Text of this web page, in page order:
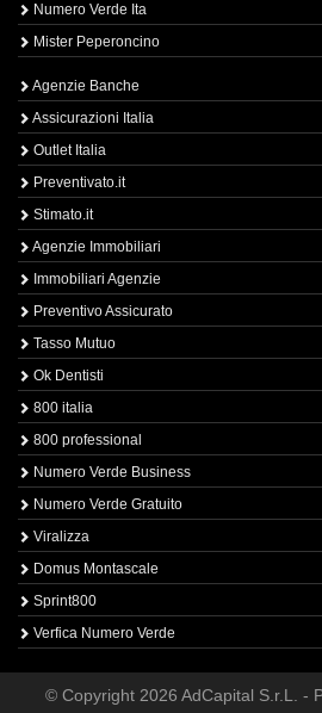
Numero Verde Ita
Mister Peperoncino
Agenzie Banche
Assicurazioni Italia
Outlet Italia
Preventivato.it
Stimato.it
Agenzie Immobiliari
Immobiliari Agenzie
Preventivo Assicurato
Tasso Mutuo
Ok Dentisti
800 italia
800 professional
Numero Verde Business
Numero Verde Gratuito
Viralizza
Domus Montascale
Sprint800
Verfica Numero Verde
© Copyright 2026 AdCapital S.r.L. -